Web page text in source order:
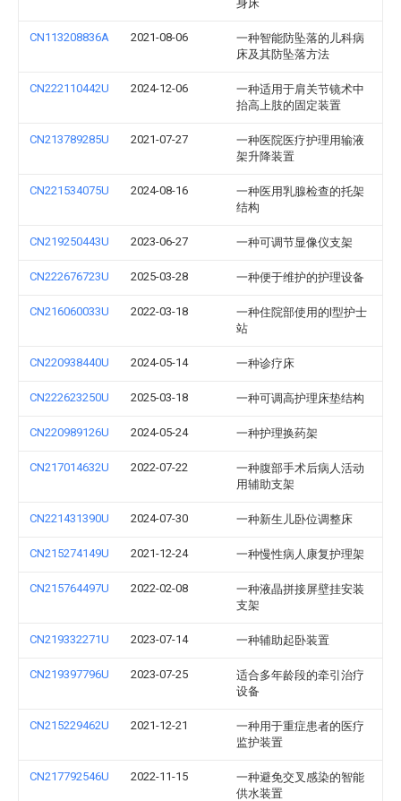
身床
CN113208836A 2021-08-06
一种智能防坠落的儿科病
床及其防坠落方法
CN222110442U 2024-12-06
一种适用于肩关节镜术中
抬高上肢的固定装置
CN213789285U 2021-07-27
一种医院医疗护理用输液
架升降装置
CN221534075U 2024-08-16
一种医用乳腺检查的托架
结构
CN219250443U 2023-06-27 一种可调节显像仪支架
CN222676723U 2025-03-28 一种便于维护的护理设备
CN216060033U 2022-03-18
一种住院部使用的l型护士
站
CN220938440U 2024-05-14 一种诊疗床
CN222623250U 2025-03-18 一种可调高护理床垫结构
CN220989126U 2024-05-24 一种护理换药架
CN217014632U 2022-07-22
一种腹部手术后病人活动
用辅助支架
CN221431390U 2024-07-30 一种新生儿卧位调整床
CN215274149U 2021-12-24 一种慢性病人康复护理架
CN215764497U 2022-02-08
一种液晶拼接屏壁挂安装
支架
CN219332271U 2023-07-14 一种辅助起卧装置
CN219397796U 2023-07-25
适合多年龄段的牵引治疗
设备
CN215229462U 2021-12-21
一种用于重症患者的医疗
监护装置
CN217792546U 2022-11-15
一种避免交叉感染的智能
供水装置